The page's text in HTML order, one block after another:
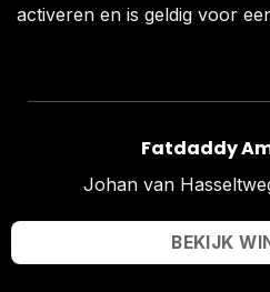
activeren en is geldig voor
Fatdaddy
Johan van
BEKIJK